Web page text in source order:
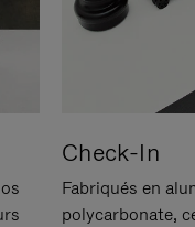
Check-In
Fabriqués en
polycarbonate,